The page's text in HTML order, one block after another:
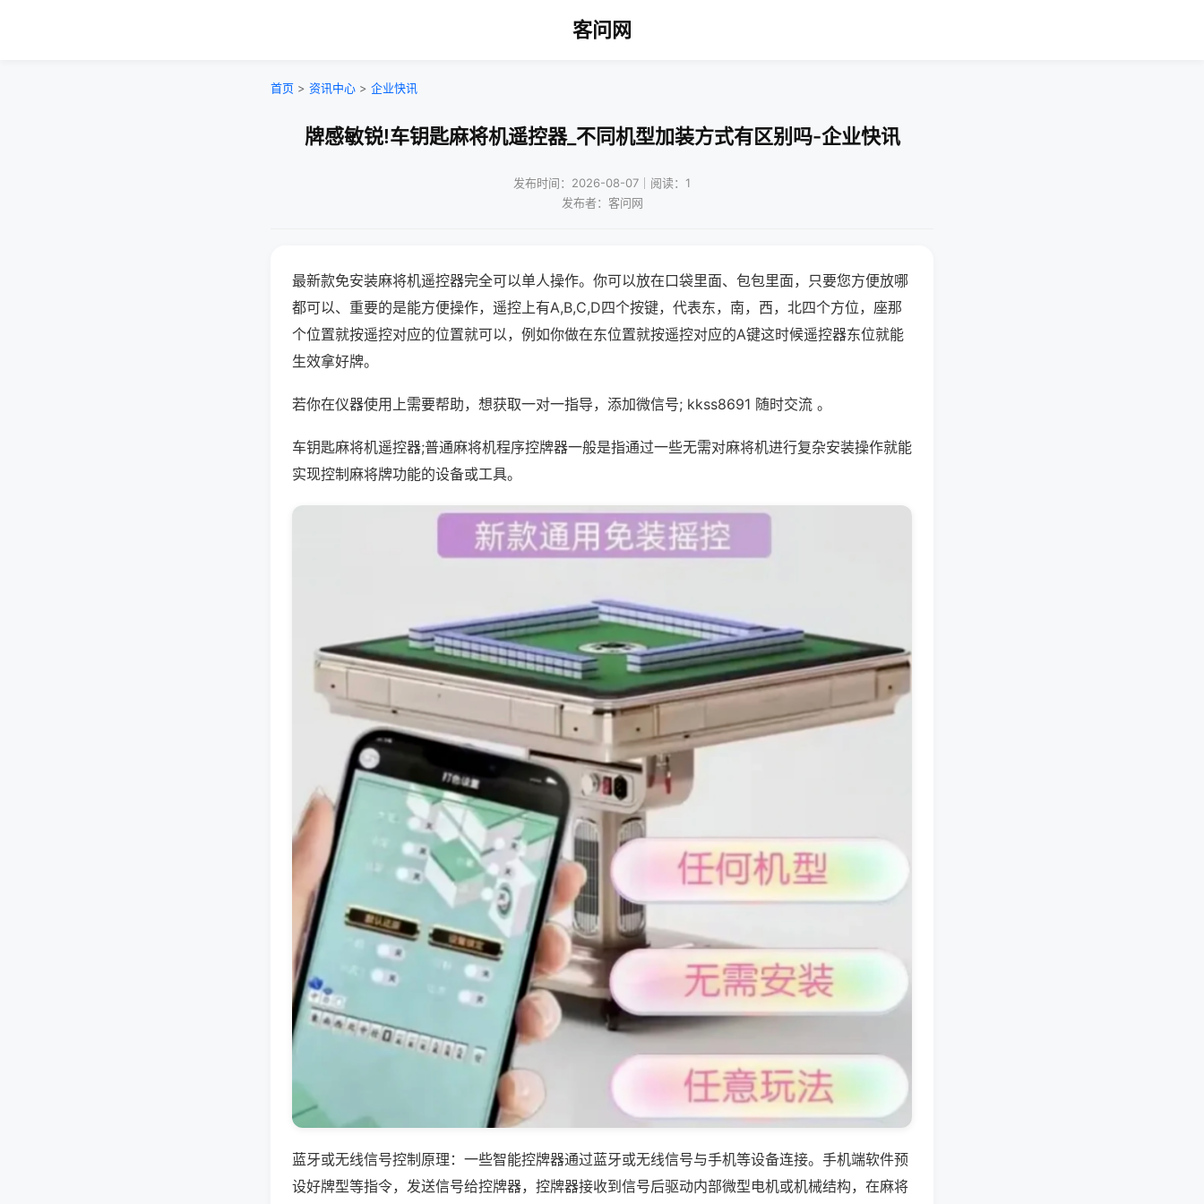
客问网
首页 > 资讯中心 > 企业快讯
牌感敏锐!车钥匙麻将机遥控器_不同机型加装方式有区别吗-企业快讯
发布时间：2026-08-07｜阅读：1
发布者：客问网
最新款免安装麻将机遥控器完全可以单人操作。你可以放在口袋里面、包包里面，只要您方便放哪
都可以、重要的是能方便操作，遥控上有A,B,C,D四个按键，代表东，南，西，北四个方位，座那
个位置就按遥控对应的位置就可以，例如你做在东位置就按遥控对应的A键这时候遥控器东位就能
生效拿好牌。
若你在仪器使用上需要帮助，想获取一对一指导，添加微信号; kkss8691 随时交流 。
车钥匙麻将机遥控器;普通麻将机程序控牌器一般是指通过一些无需对麻将机进行复杂安装操作就能
实现控制麻将牌功能的设备或工具。
蓝牙或无线信号控制原理：一些智能控牌器通过蓝牙或无线信号与手机等设备连接。手机端软件预
设好牌型等指令，发送信号给控牌器，控牌器接收到信号后驱动内部微型电机或机械结构，在麻将